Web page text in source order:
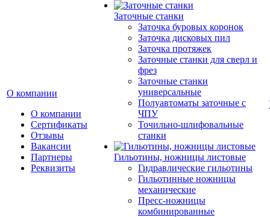
О компании
О компании
Сертификаты
Отзывы
Вакансии
Партнеры
Реквизиты
Заточные станки
Заточка буровых коронок
Заточка дисковых пил
Заточка протяжек
Заточные станки для сверл и
фрез
Заточные станки
универсальные
Полуавтоматы заточные с
ЧПУ
Точильно-шлифовальные
станки
Гильотины, ножницы листовые
Гидравлические гильотины
Гильотинные ножницы
механические
Пресс-ножницы
комбинированные